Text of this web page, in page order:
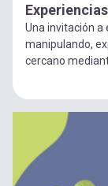
Una invitación a
manipulando,
cercano